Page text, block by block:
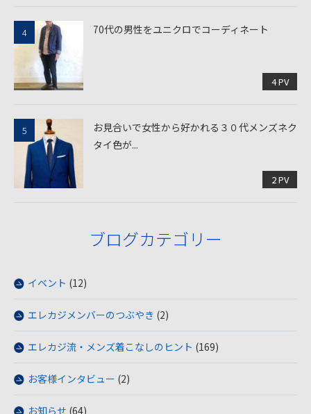
70代の男性をユニクロでコーディネート
4 PV
お見合いで女性から好かれる３０代メンズネク
タイ色が...
2 PV
ブログカテゴリー
イベント (12)
エレカジメンバーのつぶやき (2)
エレカジ流・メンズ着こなしのヒント (169)
お客様インタビュー (2)
お知らせ (64)